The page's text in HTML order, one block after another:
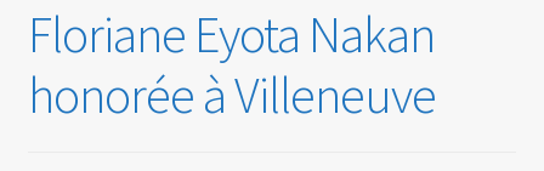
Blog
Connexion/Mon compte
Floriane Eyota Nakan
honorée à Villeneuve